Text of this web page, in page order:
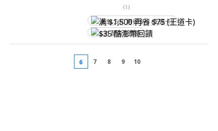
(1)
满 $1,500 再省 $75 (王道卡)
$35 酷澎幣回饋
6 7 8 9 10